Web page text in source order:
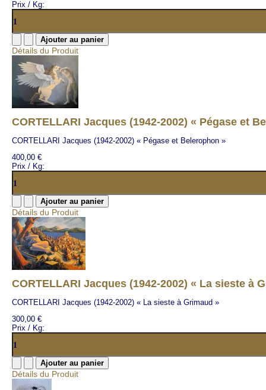
Prix / Kg:
Détails du Produit
CORTELLARI Jacques (1942-2002) « Pégase et
CORTELLARI Jacques (1942-2002) « Pégase et Belerophon »
400,00 €
Prix / Kg:
Détails du Produit
CORTELLARI Jacques (1942-2002) « La sieste à
CORTELLARI Jacques (1942-2002) « La sieste à Grimaud »
300,00 €
Prix / Kg:
Détails du Produit